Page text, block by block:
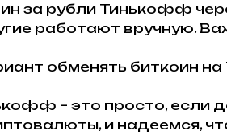
за рубли Тинькофф
работают вручную.
обменять биткоин
– это просто, если
и надеемся,